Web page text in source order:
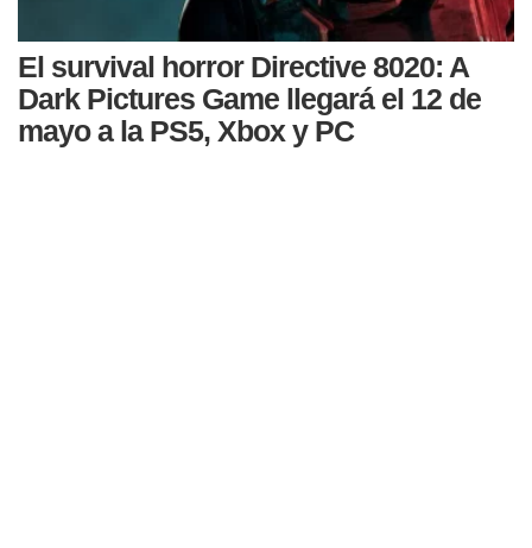
El survival horror Directive 8020: A
Dark Pictures Game llegará el 12 de
mayo a la PS5, Xbox y PC